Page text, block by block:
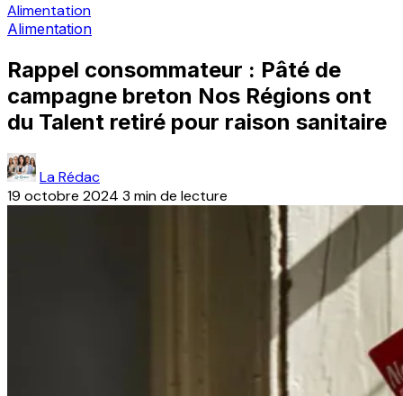
Alimentation
Alimentation
Rappel consommateur : Pâté de
campagne breton Nos Régions ont
du Talent retiré pour raison sanitaire
La Rédac
19 octobre 2024 3 min de lecture